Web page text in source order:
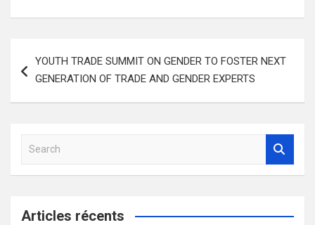
de
YOUTH TRADE SUMMIT ON GENDER TO FOSTER NEXT
GENERATION OF TRADE AND GENDER EXPERTS
a
c
Articles récents